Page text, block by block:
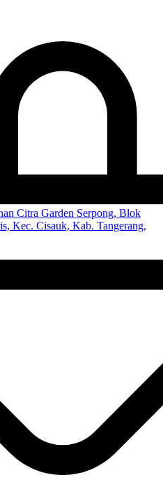
Citra Garden Serpong, Blok
Kec. Cisauk, Kab. Tangerang,